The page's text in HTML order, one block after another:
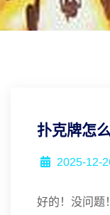
扑克牌怎
2025-12-
好的！没问题